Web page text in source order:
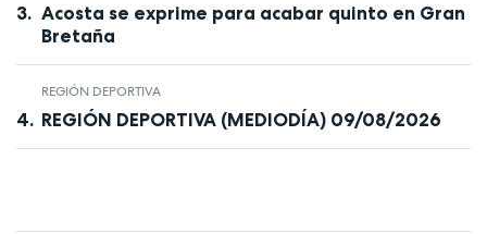
Acosta se exprime para acabar quinto en Gran
Bretaña
REGIÓN DEPORTIVA
REGIÓN DEPORTIVA (MEDIODÍA) 09/08/2026